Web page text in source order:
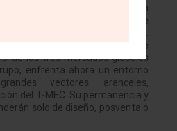
a su vigésimo aniversario en
industrial más desafiante
prometedor de la última década.
pasó de ser un actor emergente
de los tres mercados globales
enfrenta ahora un entorno
vectores: aranceles,
del T-MEC. Su permanencia y
solo de diseño, posventa o